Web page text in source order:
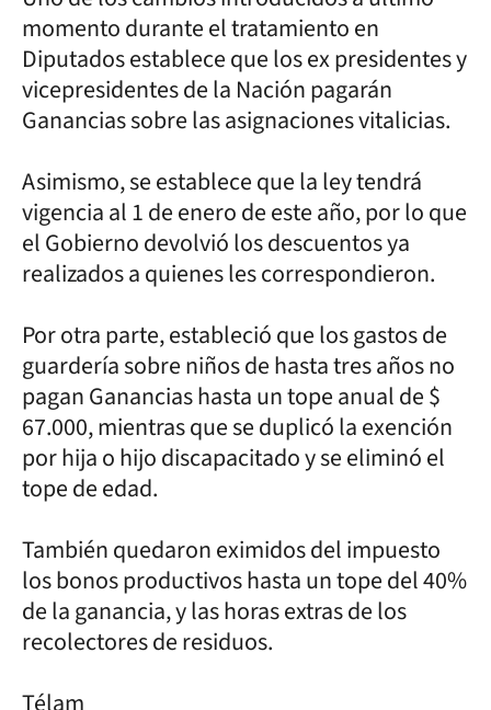
momento durante el tratamiento en
Diputados establece que los ex presidentes y
vicepresidentes de la Nación pagarán
Ganancias sobre las asignaciones vitalicias.
Asimismo, se establece que la ley tendrá
vigencia al 1 de enero de este año, por lo que
el Gobierno devolvió los descuentos ya
realizados a quienes les correspondieron.
Por otra parte, estableció que los gastos de
guardería sobre niños de hasta tres años no
pagan Ganancias hasta un tope anual de $
67.000, mientras que se duplicó la exención
por hija o hijo discapacitado y se eliminó el
tope de edad.
También quedaron eximidos del impuesto
los bonos productivos hasta un tope del 40%
de la ganancia, y las horas extras de los
recolectores de residuos.